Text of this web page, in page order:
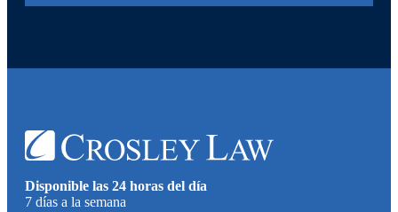
Disponible las 24 horas del día
7 días a la semana